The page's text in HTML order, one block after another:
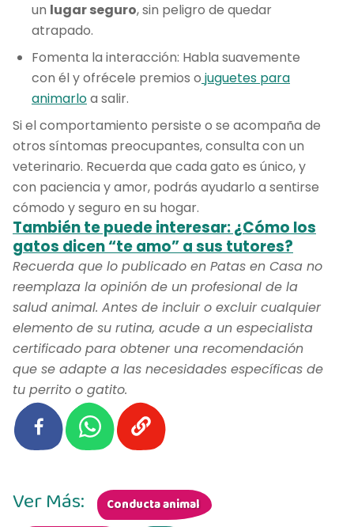
un lugar seguro, sin peligro de quedar
atrapado.
Fomenta la interacción: Habla suavemente
con él y ofrécele premios o juguetes para
animarloa salir.
Si el comportamiento persiste o se acompaña de
otros síntomas preocupantes, consulta con un
veterinario. Recuerda que cada gato es único, y
con paciencia y amor, podrás ayudarlo a sentirse
cómodo y seguro en su hogar.
También te puede interesar: ¿Cómo los
gatos dicen “te amo” a sus tutores?
Recuerda que lo publicado en Patas en Casa no
reemplaza la opinión de un profesional de la
salud animal. Antes de incluir o excluir cualquier
elemento de su rutina, acude a un especialista
certificado para obtener una recomendación
que se adapte a las necesidades específicas de
tu perrito o gatito.
Ver Más:
Conducta animal